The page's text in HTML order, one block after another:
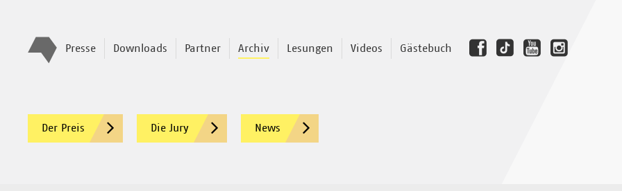
Presse Downloads Partner Archiv Lesungen Videos Gästebuch
Der Preis Die Jury News